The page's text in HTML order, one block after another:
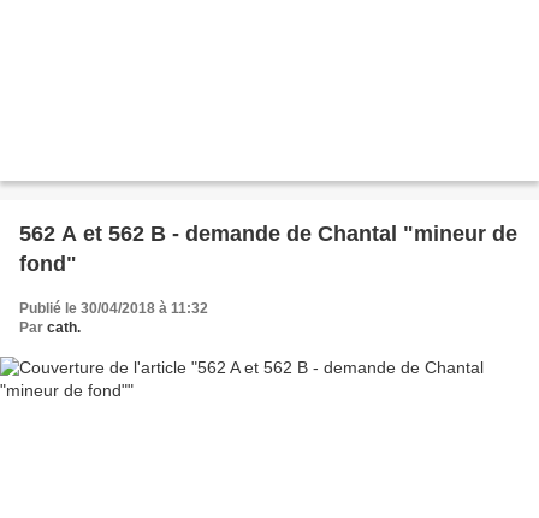
562 A et 562 B - demande de Chantal "mineur de
fond"
Publié le 30/04/2018 à 11:32
Par cath.